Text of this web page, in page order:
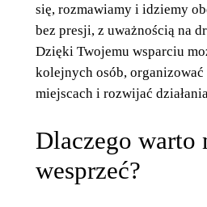
się, rozmawiamy i idziemy
bez presji, z uważnością na
Dzięki Twojemu wsparciu
kolejnych osób,
miejscach i rozwijać
Dlaczego warto
wesprzeć?